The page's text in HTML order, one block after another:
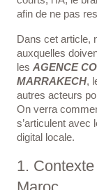
afin de ne pas
Dans cet article,
auxquelles
les AGENCE
MARRAKECH,
autres acteurs
On verra
s’articulent avec
digital locale.
1.